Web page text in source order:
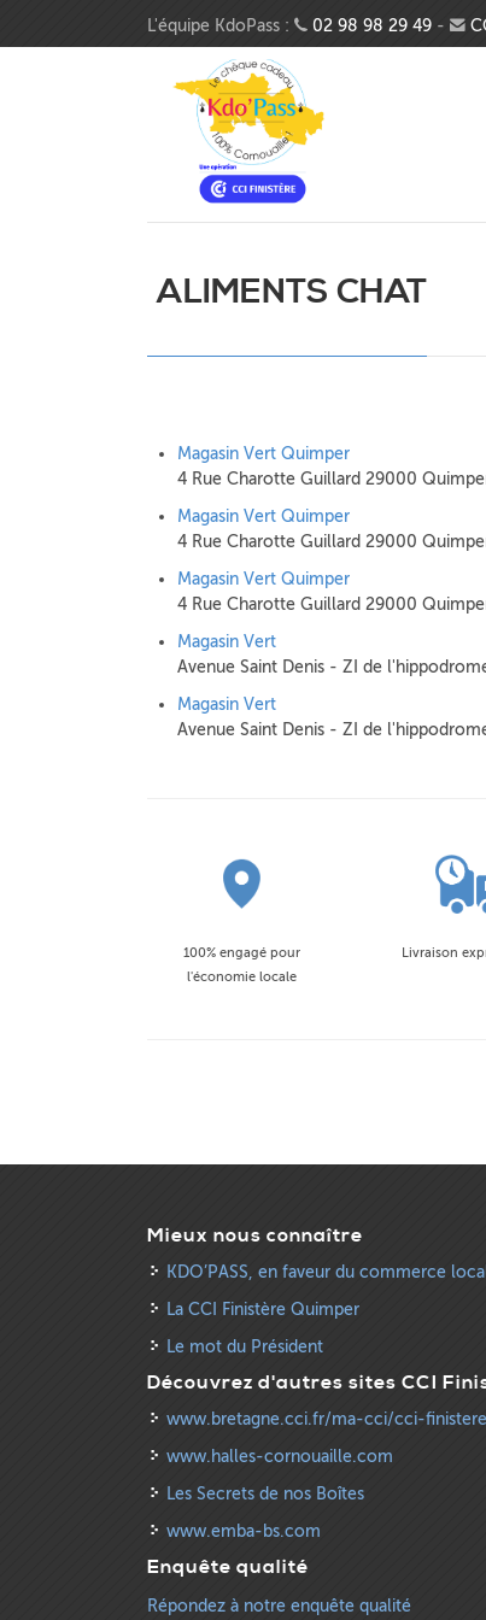
Aller au contenu principal
L'équipe KdoPass : 02 98 98 29 49 -
ALIMENTS CHAT
Magasin Vert Quimper
4 Rue Charotte Guillard 29000
Magasin Vert Quimper
4 Rue Charotte Guillard 29000
Magasin Vert Quimper
4 Rue Charotte Guillard 29000
Magasin Vert
Avenue Saint Denis - ZI de
Magasin Vert
Avenue Saint Denis - ZI de
100% engagé pour
l'économie locale
Livraison
Mieux nous connaître
KDO’PASS, en faveur du commerce
La CCI Finistère Quimper
Le mot du Président
Découvrez d'autres sites CCI
www.bretagne.cci.fr/ma-cci/cci-finistere
www.halles-cornouaille.com
Les Secrets de nos Boîtes
www.emba-bs.com
Enquête qualité
Répondez à notre enquête qualité